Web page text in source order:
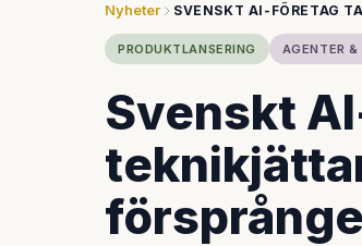
Nyheter SVENSKT AI-FÖRETAG
PRODUKTLANSERING AGENTER
Svenskt